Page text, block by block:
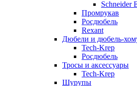
Schneider
Промрукав
Росдюбель
Rexant
Дюбели и дюбель-
Tech-Krep
Росдюбель
Тросы и аксессуары
Tech-Krep
Шурупы